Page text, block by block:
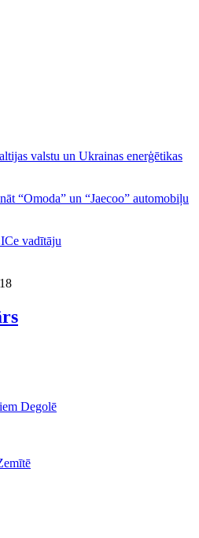
valstu un Ukrainas enerģētikas
“Omoda” un “Jaecoo” automobiļu
vadītāju
18
Degolē